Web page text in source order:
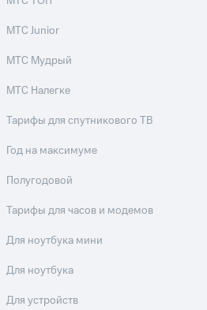
МТС Junior
МТС Мудрый
МТС Налегке
Тарифы для спутникового ТВ
Год на максимуме
Полугодовой
Тарифы для часов и модемов
Для ноутбука мини
Для ноутбука
Для устройств